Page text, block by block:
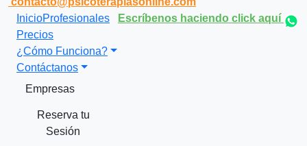
Escríbenos haciendo click aquí
InicioProfesionales
Precios
¿Cómo Funciona?
Contáctanos
Empresas
Reserva tu
Sesión